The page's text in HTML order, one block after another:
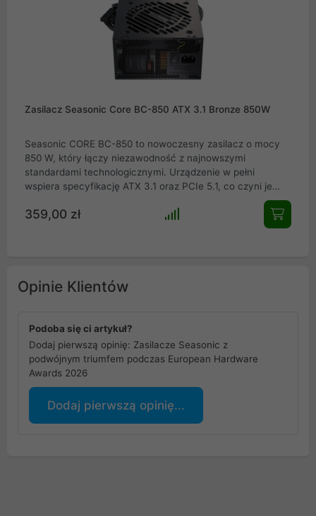
Zasilacz Seasonic Core BC-850 ATX 3.1 Bronze 850W
Seasonic CORE BC-850 to nowoczesny zasilacz o mocy
850 W, który łączy niezawodność z najnowszymi
standardami technologicznymi. Urządzenie w pełni
wspiera specyfikację ATX 3.1 oraz PCIe 5.1, co czyni je
idealnym wyborem dla posiadaczy najwydajniejszych kart
graficznych nowej generacji. Wysoka sprawność
potwierdzona certyfikatem 80 PLUS Bronze zapewnia
pracuje cicho i efektywnie w każdych warunkach
montażowych.
359,00 zł
Opinie Klientów
Podoba się ci artykuł?
Dodaj pierwszą opinię: Zasilacze Seasonic z
podwójnym triumfem podczas European Hardware
Awards 2026
Dodaj pierwszą opinię...